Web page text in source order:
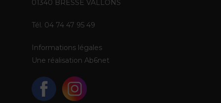
01340 BRESSE VALLONS
Tél. 04 74 47 95 49
Informations légales
Une réalisation Ab6net